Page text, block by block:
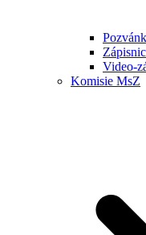
Video-
Komisie MsZ